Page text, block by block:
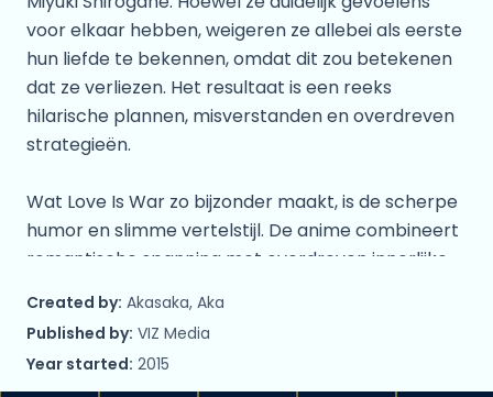
voor elkaar hebben, weigeren ze allebei als eerste
hun liefde te bekennen, omdat dit zou betekenen
dat ze verliezen. Het resultaat is een reeks
hilarische plannen, misverstanden en overdreven
strategieën.
Wat Love Is War zo bijzonder maakt, is de scherpe
humor en slimme vertelstijl. De anime combineert
romantische spanning met overdreven innerlijke
getimede grappen. Naast het hoofdduo zorgen de
bijpersonages voor extra dynamiek, waardoor de
serie niet alleen grappig is, maar ook verrassend
Created by: Akasaka, Aka
Published by: VIZ Media
Year started: 2015